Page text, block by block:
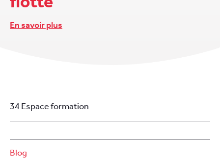
En savoir plus
34 Espace formation
Blog